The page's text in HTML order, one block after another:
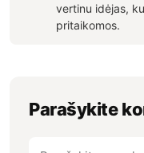
vertinu idėjas,
pritaikomos.
Parašykite